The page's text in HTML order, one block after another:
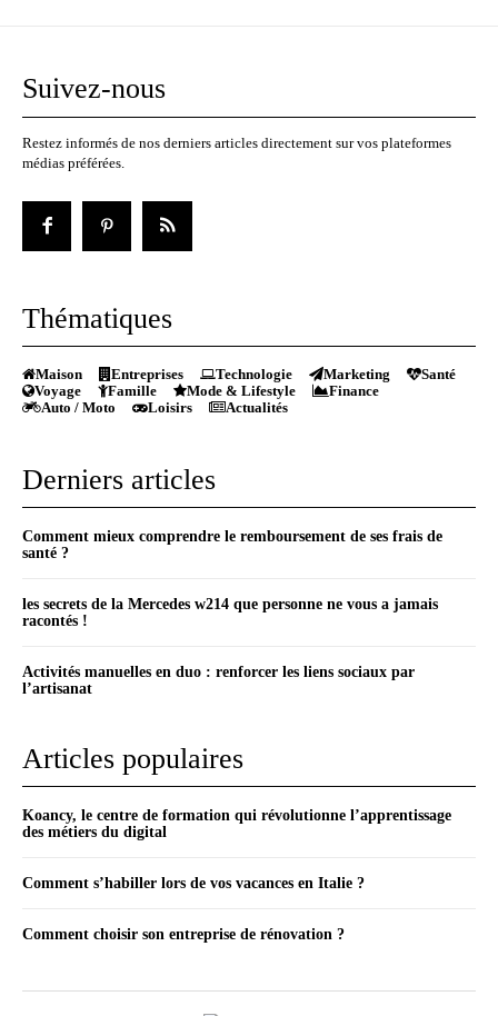
Suivez-nous
Restez informés de nos derniers articles directement sur vos plateformes
médias préférées.
Thématiques
Maison Entreprises Technologie Marketing
Santé
Voyage
Famille Mode & Lifestyle
Finance
Auto / Moto
Loisirs Actualités
Derniers articles
Comment mieux comprendre le remboursement de ses frais de
santé ?
les secrets de la Mercedes w214 que personne ne vous a jamais
racontés !
Activités manuelles en duo : renforcer les liens sociaux par
l’artisanat
Articles populaires
Koancy, le centre de formation qui révolutionne l’apprentissage
des métiers du digital
Comment s’habiller lors de vos vacances en Italie ?
Comment choisir son entreprise de rénovation ?